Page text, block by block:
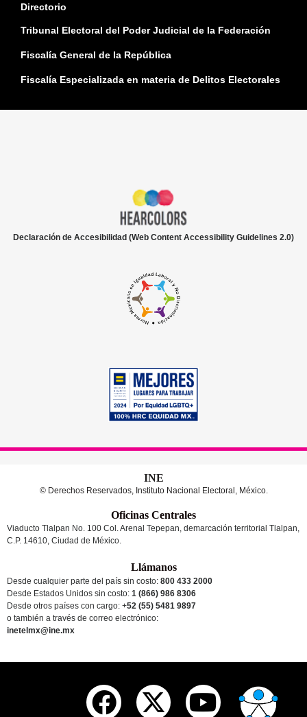
Directorio
Tribunal Electoral del Poder Judicial de la Federación
Fiscalía General de la República
Fiscalía Especializada en materia de Delitos Electorales
Declaración de Accesibilidad (Web Content Accessibility Guidelines 2.0)
INE
© Derechos Reservados, Instituto Nacional Electoral, México.
Oficinas Centrales
Viaducto Tlalpan No. 100 Col. Arenal Tepepan, demarcación territorial Tlalpan,
C.P. 14610, Ciudad de México.
Llámanos
Desde cualquier parte del país sin costo: 800 433 2000
Desde Estados Unidos sin costo: 1 (866) 986 8306
Desde otros países con cargo: +52 (55) 5481 9897
o también a través de correo electrónico:
inetelmx@ine.mx